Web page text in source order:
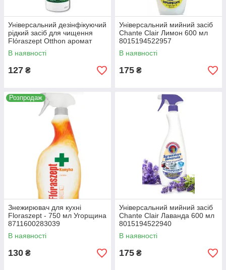
Універсальний дезінфікуючий
рідкий засіб для чищення
Flóraszept Otthon аромат
свіжого лимона
8717163287477
В наявності
127 ₴
Універсальний мийний засіб
Chante Clair Лимон 600 мл
8015194522957
В наявності
175 ₴
Розпродаж
Знежирювач для кухні
Floraszept - 750 мл Угорщина
8711600283039
В наявності
130 ₴
Універсальний мийний засіб
Chante Clair Лаванда 600 мл
8015194522940
В наявності
175 ₴